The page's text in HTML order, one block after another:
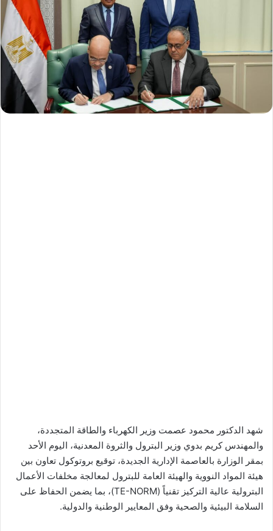
شهد الدكتور محمود عصمت وزير الكهرباء والطاقة المتجددة،
والمهندس كريم بدوي وزير البترول والثروة المعدنية، اليوم الأحد
بمقر الوزارة بالعاصمة الإدارية الجديدة، توقيع بروتوكول تعاون بين
هيئة المواد النووية والهيئة العامة للبترول لمعالجة مخلفات الأعمال
البترولية عالية التركيز تقنياً (TE-NORM)، بما يضمن الحفاظ على
السلامة البيئية والصحية وفق المعايير الوطنية والدولية.